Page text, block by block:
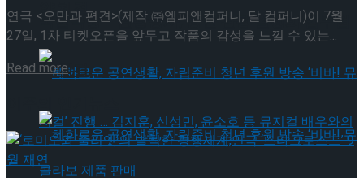
약 체결
국립극장 – 관광공사, 공연 관광 활성화 업무협
약 체결
연극 <오만과 편견>(제작 ㈜엠피앤컴퍼니, 달 컴퍼니)이 7월
27일, 1차 티켓오픈을 앞두고 작품의 감성을 느낄 수 있는...
Read moreDetails